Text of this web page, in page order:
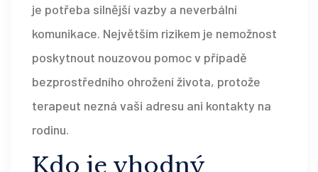
je potřeba silnější vazby a neverbální
komunikace. Největším rizikem je nemožnost
poskytnout nouzovou pomoc v případě
bezprostředního ohrožení života, protože
terapeut nezná vaši adresu ani kontakty na
rodinu.
Kdo je vhodný